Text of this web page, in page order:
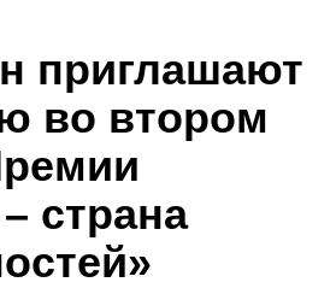
приглашают
во втором
страна